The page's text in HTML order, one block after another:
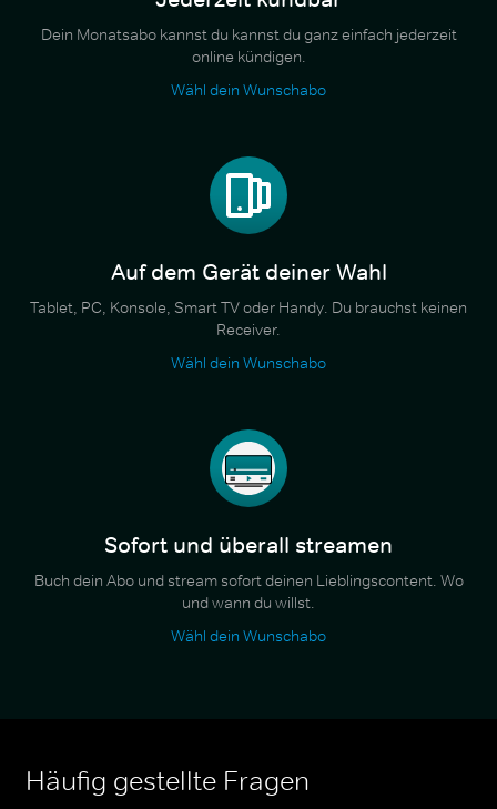
Dein Monatsabo kannst du kannst du ganz einfach jederzeit
online kündigen.
Wähl dein Wunschabo
Auf dem Gerät deiner Wahl
Tablet, PC, Konsole, Smart TV oder Handy. Du brauchst keinen
Receiver.
Wähl dein Wunschabo
Sofort und überall streamen
Buch dein Abo und stream sofort deinen Lieblingscontent. Wo
und wann du willst.
Wähl dein Wunschabo
Häufig gestellte Fragen